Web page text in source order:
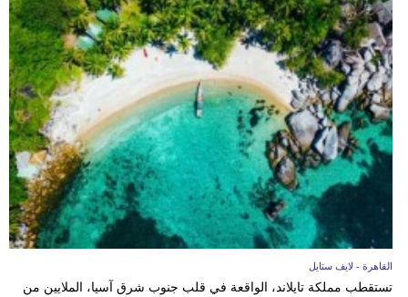
القاهرة - لايف ستايل
تستقطب مملكة تايلاند، الواقعة في قلب جنوب شرق آسيا، الملايين من